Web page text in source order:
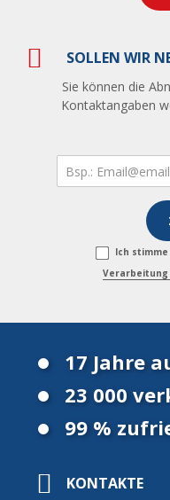
SOLLEN WIR
Sie können die
Kontaktangaben
Ich
Verarbeitung
17 Jahre
23 000
99 %
KONTAKTE